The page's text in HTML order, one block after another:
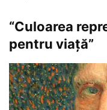
“Culoarea
pentru viață”